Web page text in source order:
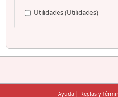
Utilidades (Utilidades)
Ayuda | Reglas y